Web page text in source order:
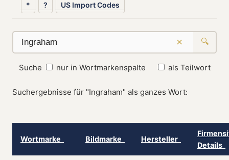
* ? US Import Codes
× 🔍
Suche nur in Wortmarkenspalte als Teilwort
Suchergebnisse für "Ingraham" als ganzes Wort:
Wortmarke Bildmarke Hersteller
Details